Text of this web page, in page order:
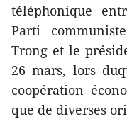
téléphonique
Parti
Trong et le
26 mars, lors
coopération
que de diverses